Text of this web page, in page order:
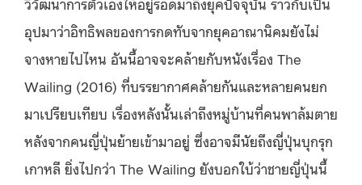
อุปมาว่าอิทธิพลของการกดทับจากยุคอาณานิคมยังไม่
จางหายไปไหน อันนี้อาจจะคล้ายกับหนังเรื่อง The
Wailing (2016) ที่บรรยากาศคล้ายกันและหลายคนยก
มาเปรียบเทียบ เรื่องหลังนั้นเล่าถึงหมู่บ้านที่คนพาล้มตาย
หลังจากคนญี่ปุ่นย้ายเข้ามาอยู่ ซึ่งอาจมีนัยถึงญี่ปุ่นบุกรุก
เกาหลี ยิ่งไปกว่า The Wailing ยังบอกใบ้ว่าชายญี่ปุ่นนี้